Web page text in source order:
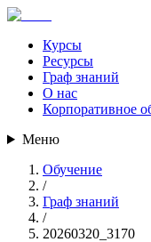
Курсы
Ресурсы
Граф знаний
О нас
Корпоративное
Меню
Обучение
/
Граф знаний
/
20260320_3170